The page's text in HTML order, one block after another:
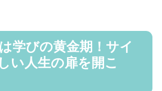
学びの黄金期！サイ
い人生の扉を開こ